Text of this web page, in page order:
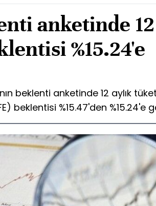
anketinde
%15.24'e
beklenti anketinde 12 aylık
beklentisi %15.47'den %15.24'e